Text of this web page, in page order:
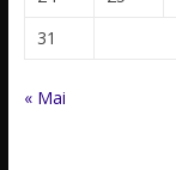
31
« Mai